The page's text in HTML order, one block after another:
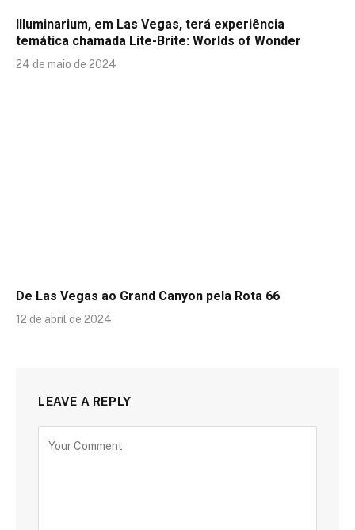
Illuminarium, em Las Vegas, terá experiência
temática chamada Lite-Brite: Worlds of Wonder
24 de maio de 2024
De Las Vegas ao Grand Canyon pela Rota 66
12 de abril de 2024
LEAVE A REPLY